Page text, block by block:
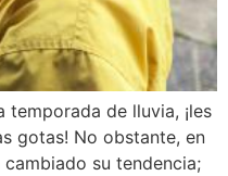
de lluvia, ¡les
gotas! No obstante, en
su tendencia;